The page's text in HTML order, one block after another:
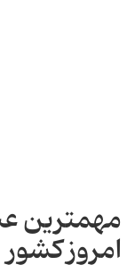
مهمترین
امروز کشور